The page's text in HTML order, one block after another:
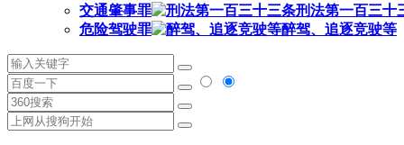
交通肇事罪
刑法第一百三十
危险驾驶罪
醉驾、追逐竞驶等